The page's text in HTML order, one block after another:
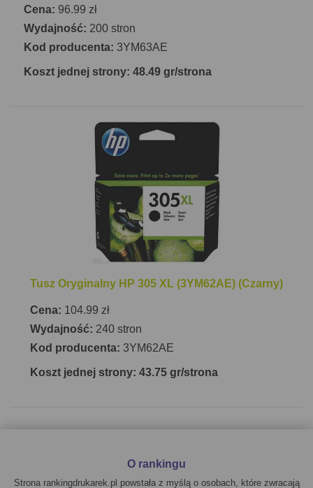
Maksymalny rozmiar papieru wynosi A4. Urządzenie
posiada jeden podajnik na 60 arkuszy oraz
pojemność wyjściową na 25 arkuszy. Łączność
bezprzewodowa Wi-Fi oraz port USB umożliwiają
pomocą Apple AirPrint i Mopria Print Service.
Wymiary urządzenia to 428 mm x 332 mm x 200
mm (szerokość x głębokość x wysokość), a waga
wynosi 4,82 kg. Cykl pracy drukarki wynosi od 100
do 300 stron miesięcznie, co sprawia, że jest
idealna do użytku domowego i biurowego.
Urządzenie jest wyposażone w wyświetlacz LCD
oraz kontrolę za pomocą przycisków.
Cena: 96.99 zł
Wydajność: 200 stron
Kod producenta: 3YM63AE
Koszt jednej strony: 48.49 gr/strona
Tusz Oryginalny HP 305 XL (3YM62AE) (Czarny)
Cena: 104.99 zł
Wydajność: 240 stron
Kod producenta: 3YM62AE
Koszt jednej strony: 43.75 gr/strona
O rankingu
Strona rankingdrukarek.pl powstała z myślą o osobach, które zwracają